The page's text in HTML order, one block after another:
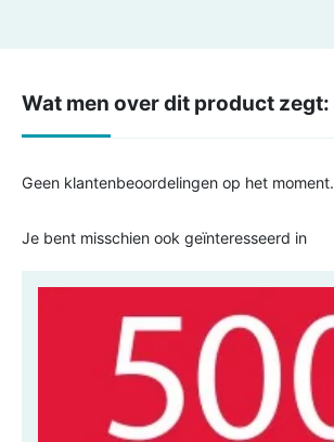
Wat men over dit product zegt:
Geen klantenbeoordelingen op het moment.
Je bent misschien ook geïnteresseerd in